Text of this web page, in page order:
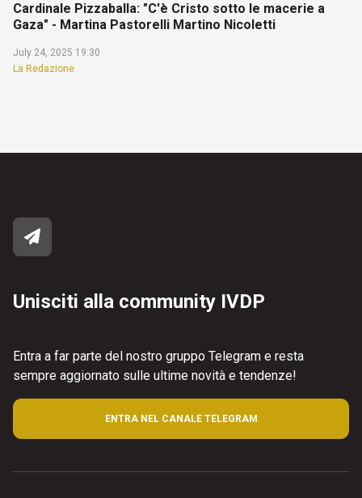
Cardinale Pizzaballa: "C'è Cristo sotto le macerie a
Gaza" - Martina Pastorelli Martino Nicoletti
July 24, 2025 19:30
La Redazione
Unisciti alla community IVDP
Entra a far parte del nostro gruppo Telegram e resta
sempre aggiornato sulle ultime novità e tendenze!
ENTRA NEL CANALE TELEGRAM